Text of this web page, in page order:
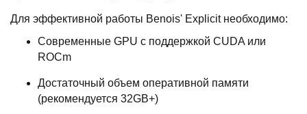
Для эффективной работы Benois' Explicit необходимо:
Современные GPU с поддержкой CUDA или
ROCm
Достаточный объем оперативной памяти
(рекомендуется 32GB+)